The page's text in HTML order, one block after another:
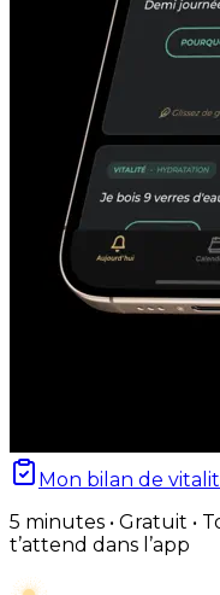
Mon bilan de
5 minutes • Gratuit •
t’attend dans l’app